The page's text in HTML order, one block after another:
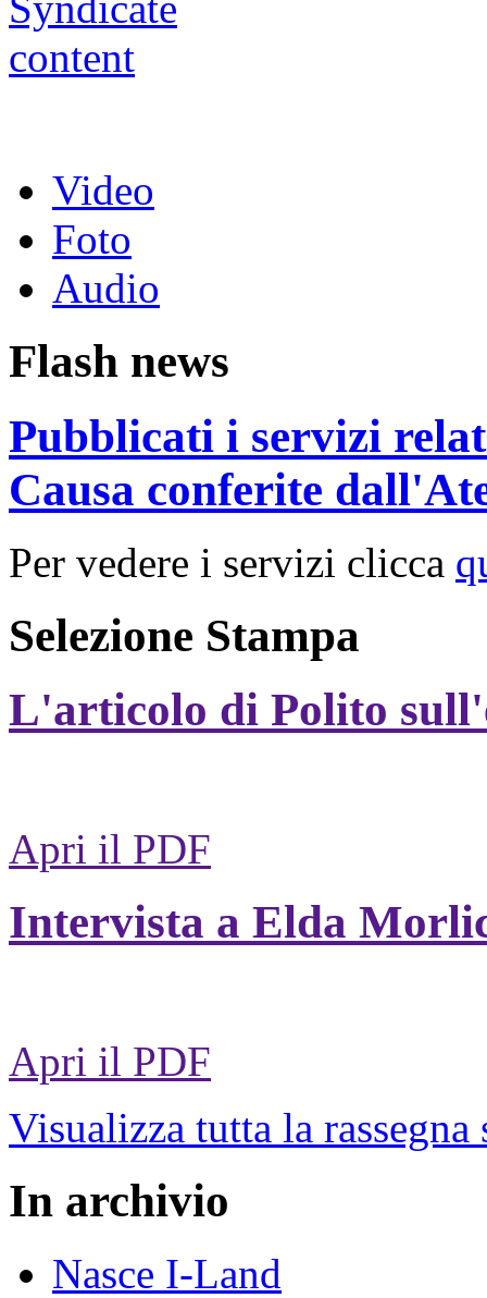
Video
Foto
Audio
Flash news
Pubblicati i servizi
Causa conferite
Per vedere i servizi clicca
Selezione Stampa
L'articolo di Polito
Apri il PDF
Intervista a Elda
Apri il PDF
Visualizza tutta la rassegna
In archivio
Nasce I-Land